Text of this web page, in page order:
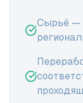
Сырьё —